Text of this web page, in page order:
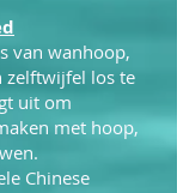
van wanhoop,
zelftwijfel los te
uit om
met hoop,
Chinese